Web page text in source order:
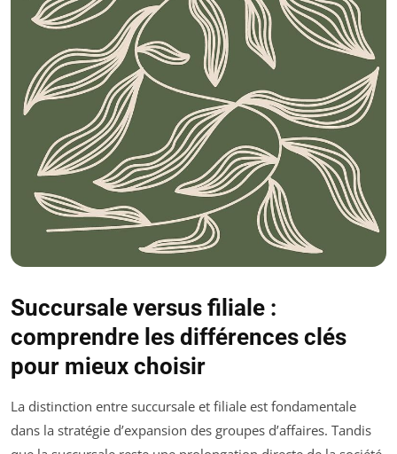
Succursale versus filiale :
comprendre les différences clés
pour mieux choisir
La distinction entre succursale et filiale est fondamentale
dans la stratégie d’expansion des groupes d’affaires. Tandis